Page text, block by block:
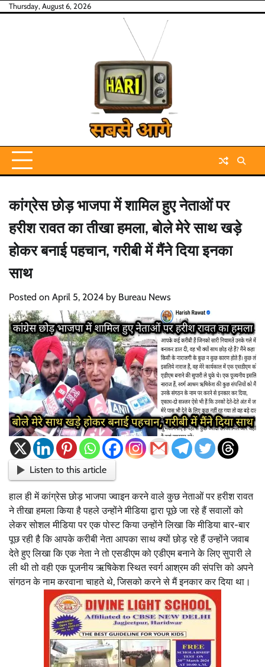
SkipThursday, August 6, 2026
कांग्रेस छोड़ भाजपा में शामिल हुए नेताओं पर
हरीश रावत का तीखा हमला, बोले मेरे साथ खड़े
होकर बनाई पहचान, गरीबी में मैंने दिया इनका
साथ
Posted on April 5, 2024 by Bureau News
Listen to this article
हाल ही में कांग्रेस छोड़ भाजपा ज्वाइन करने वाले कुछ नेताओं पर हरीश रावत
ने तीखा हमला किया है पहले उन्होंने मीडिया द्वारा पूछे जा रहे हैं सवालों को
लेकर सोशल मीडिया पर एक पोस्ट किया उन्होंने लिखा कि मीडिया बार-बार
पूछ रही है कि आपके करीबी नेता आपका साथ क्यों छोड़ रहे हैं उन्होंने जवाब
देते हुए लिखा कि एक नेता ने तो एसडीएम को एडीएम बनाने के लिए सुपारी ले
ली थी तो वही एक पूजनीय ऋषिकेश स्थित स्वर्ग आश्रम की संपत्ति को अपने
संगठन के नाम करवाना चाहते थे, जिसको करने से मैं इनकार कर दिया था।